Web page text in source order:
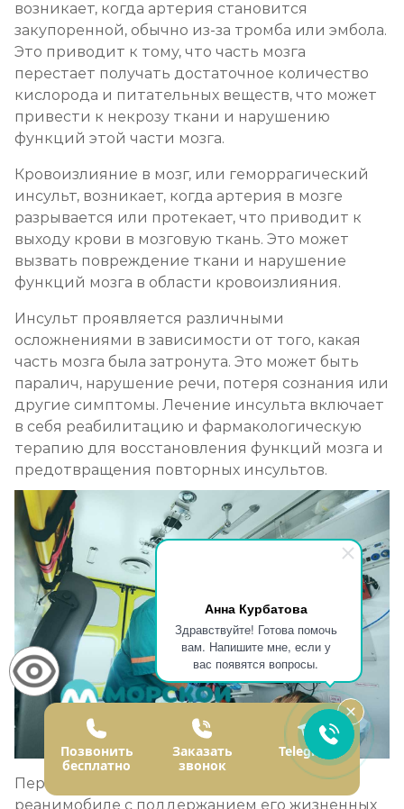
Анна Курбатова
Здравствуйте! Готова помочь
вам. Напишите мне, если у
вас появятся вопросы.
возникает, когда артерия становится
закупоренной, обычно из-за тромба или эмбола.
Это приводит к тому, что часть мозга
перестает получать достаточное количество
кислорода и питательных веществ, что может
привести к некрозу ткани и нарушению
функций этой части мозга.
Кровоизлияние в мозг, или геморрагический
инсульт, возникает, когда артерия в мозге
разрывается или протекает, что приводит к
выходу крови в мозговую ткань. Это может
вызвать повреждение ткани и нарушение
функций мозга в области кровоизлияния.
Инсульт проявляется различными
осложнениями в зависимости от того, какая
часть мозга была затронута. Это может быть
паралич, нарушение речи, потеря сознания или
другие симптомы. Лечение инсульта включает
в себя реабилитацию и фармакологическую
терапию для восстановления функций мозга и
предотвращения повторных инсультов.
Перевозка больного с инсультов в
реанимобиле с поддержанием его жизненных
Позвонить
бесплатно
Заказать
звонок
Telegram